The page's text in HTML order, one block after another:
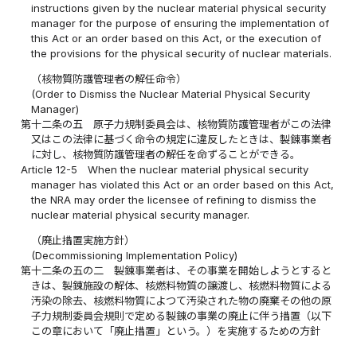
instructions given by the nuclear material physical security
manager for the purpose of ensuring the implementation of
this Act or an order based on this Act, or the execution of
the provisions for the physical security of nuclear materials.
（核物質防護管理者の解任命令）
(Order to Dismiss the Nuclear Material Physical Security
Manager)
第十二条の五
原子力規制委員会は、核物質防護管理者がこの法律
又はこの法律に基づく命令の規定に違反したときは、製錬事業者
に対し、核物質防護管理者の解任を命ずることができる。
Article 12-5
When the nuclear material physical security
manager has violated this Act or an order based on this Act,
the NRA may order the licensee of refining to dismiss the
nuclear material physical security manager.
（廃止措置実施方針）
(Decommissioning Implementation Policy)
第十二条の五の二
製錬事業者は、その事業を開始しようとすると
きは、製錬施設の解体、核燃料物質の譲渡し、核燃料物質による
汚染の除去、核燃料物質によつて汚染された物の廃棄その他の原
子力規制委員会規則で定める製錬の事業の廃止に伴う措置（以下
この章において「廃止措置」という。）を実施するための方針